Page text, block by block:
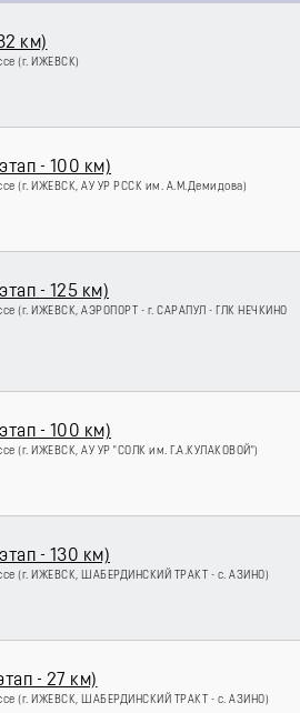
км)
(г. ИЖЕВСК)
- 100 км)
(г. ИЖЕВСК, АУ УР РССК им. А.М.Демидова)
- 125 км)
(г. ИЖЕВСК, АЭРОПОРТ - г. САРАПУЛ - ГЛК НЕЧКИНО
- 100 км)
(г. ИЖЕВСК, АУ УР "СОЛК им. Г.А.КУЛАКОВОЙ")
- 130 км)
(г. ИЖЕВСК, ШАБЕРДИНСКИЙ ТРАКТ - с. АЗИНО)
- 27 км)
(г. ИЖЕВСК, ШАБЕРДИНСКИЙ ТРАКТ - с. АЗИНО)